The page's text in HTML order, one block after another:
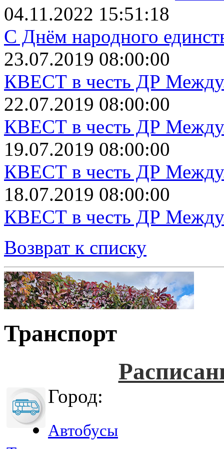
04.11.2022 15:51:18
С Днём народного
23.07.2019 08:00:00
КВЕСТ в честь ДР
22.07.2019 08:00:00
КВЕСТ в честь ДР
19.07.2019 08:00:00
КВЕСТ в честь ДР
18.07.2019 08:00:00
КВЕСТ в честь ДР
Возврат к списку
Транспорт
Город:
Автобусы